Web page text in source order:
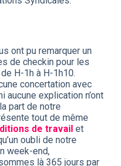
ont pu remarquer un
de checkin pour les
H-1h à H-1h10.
concertation avec
aucune explication n’ont
part de notre
tout de même
de travailet
oubli de notre
week-end,
là 365 jours par